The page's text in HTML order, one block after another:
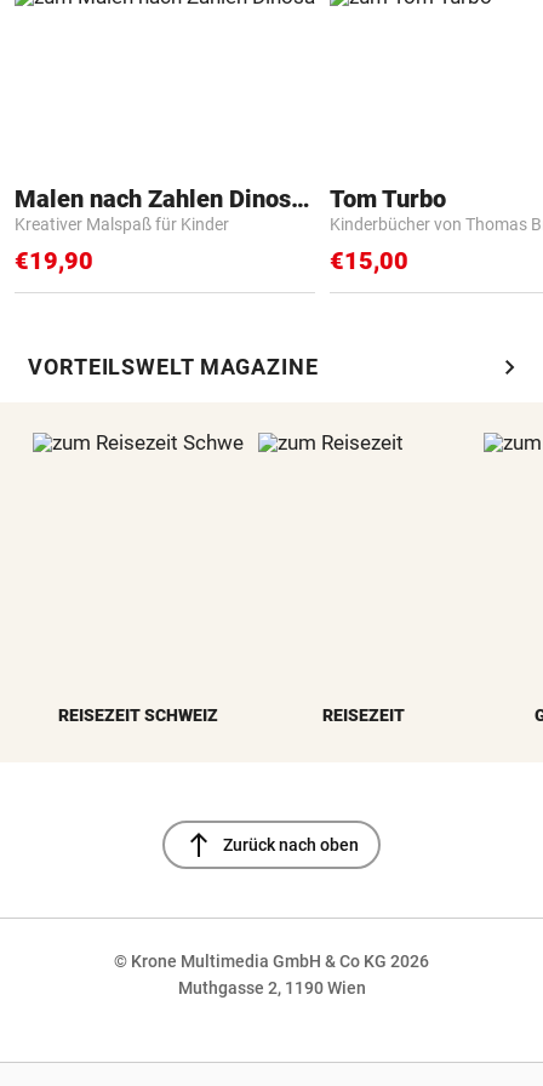
Malen nach Zahlen Dinosaurier
Kreativer Malspaß für Kinder
€19,90
Tom Turbo
Kinderbücher von Thomas
€15,00
VORTEILSWELT MAGAZINE chevron_right
REISEZEIT SCHWEIZ REISEZEIT
north Zurück nach oben
© Krone Multimedia GmbH & Co KG 2026
Muthgasse 2, 1190 Wien
NaN%